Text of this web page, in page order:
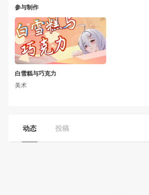
参与制作
白雪糕与巧克力
美术
动态 投稿